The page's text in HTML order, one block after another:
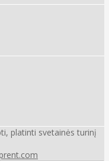
platinti svetainės turinį